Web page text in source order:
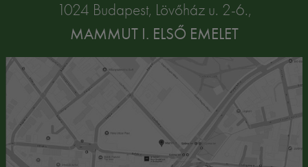
1024 Budapest, Lövőház u. 2-6.,
MAMMUT I. ELSŐ EMELET